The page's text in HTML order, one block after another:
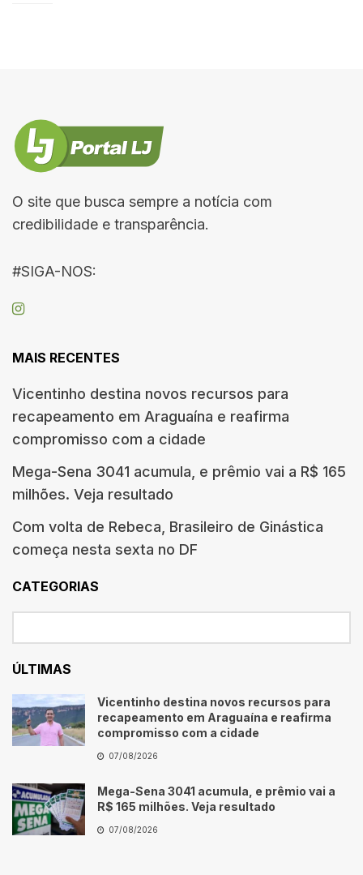
O site que busca sempre a notícia com
credibilidade e transparência.
#SIGA-NOS:
MAIS RECENTES
Vicentinho destina novos recursos para
recapeamento em Araguaína e reafirma
compromisso com a cidade
Mega-Sena 3041 acumula, e prêmio vai a R$ 165
milhões. Veja resultado
Com volta de Rebeca, Brasileiro de Ginástica
começa nesta sexta no DF
CATEGORIAS
ÚLTIMAS
Vicentinho destina novos recursos para
recapeamento em Araguaína e reafirma
compromisso com a cidade
07/08/2026
Mega-Sena 3041 acumula, e prêmio vai a
R$ 165 milhões. Veja resultado
07/08/2026